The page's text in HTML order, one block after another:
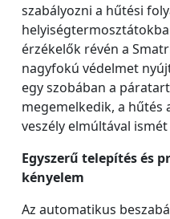
szabályozni a hűtési
érzékelők révén a
nagyfokú védelmet
egy szobában a
megemelkedik, a hűtés
veszély elmúltával
Egyszerű telepítés és
kényelem
Az automatikus